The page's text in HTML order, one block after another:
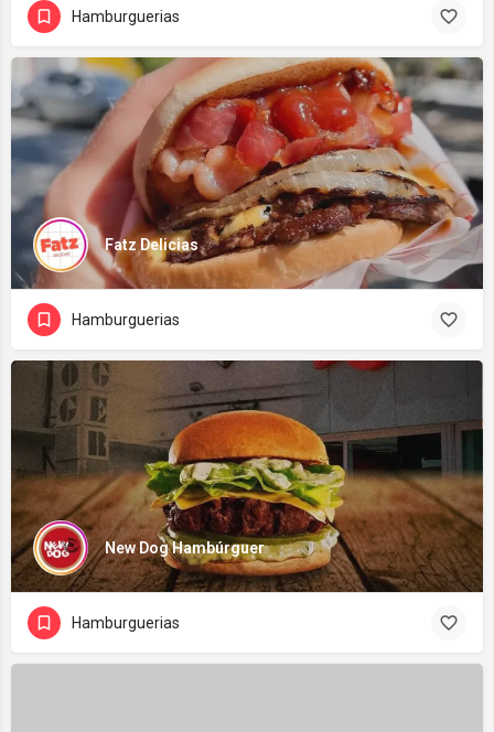
Hamburguerias
Fatz Delicias
Hamburguerias
New Dog Hambúrguer
Hamburguerias